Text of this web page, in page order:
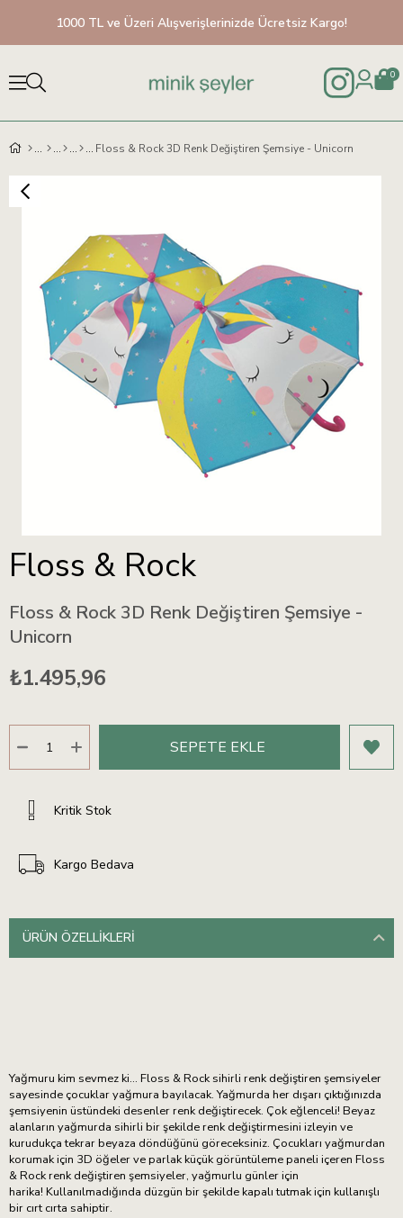
1000 TL ve Üzeri Alışverişlerinizde Ücretsiz Kargo!
0
Floss & Rock 3D Renk Değiştiren Şemsiye - Unicorn
Floss & Rock
Floss & Rock 3D Renk Değiştiren Şemsiye -
Unicorn
₺1.495,96
Kritik Stok
Kargo Bedava
ÜRÜN ÖZELLIKLERI
Yağmuru kim sevmez ki... Floss & Rock sihirli renk değiştiren şemsiyeler
sayesinde çocuklar yağmura bayılacak. Yağmurda her dışarı çıktığınızda
şemsiyenin üstündeki desenler renk değiştirecek. Çok eğlenceli! Beyaz
alanların yağmurda sihirli bir şekilde renk değiştirmesini izleyin ve
kurudukça tekrar beyaza döndüğünü göreceksiniz. Çocukları yağmurdan
korumak için 3D öğeler ve parlak küçük görüntüleme paneli içeren Floss
& Rock renk değiştiren şemsiyeler, yağmurlu günler için
harika! Kullanılmadığında düzgün bir şekilde kapalı tutmak için kullanışlı
bir cırt cırta sahiptir.